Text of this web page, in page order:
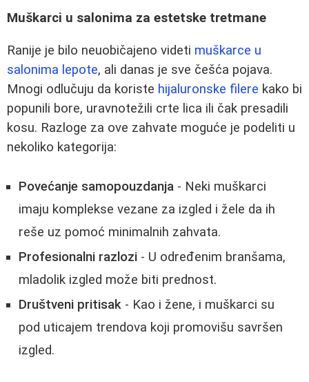
Muškarci u salonima za estetske tretmane
Ranije je bilo neuobičajeno videti muškarce u
salonima lepote, ali danas je sve češća pojava.
Mnogi odlučuju da koriste hijaluronske filere kako bi
popunili bore, uravnotežili crte lica ili čak presadili
kosu. Razloge za ove zahvate moguće je podeliti u
nekoliko kategorija:
Povećanje samopouzdanja - Neki muškarci
imaju komplekse vezane za izgled i žele da ih
reše uz pomoć minimalnih zahvata.
Profesionalni razlozi - U određenim branšama,
mladolik izgled može biti prednost.
Društveni pritisak - Kao i žene, i muškarci su
pod uticajem trendova koji promovišu savršen
izgled.